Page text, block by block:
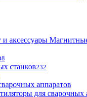
8
станков232
аппаратов
для сварочных